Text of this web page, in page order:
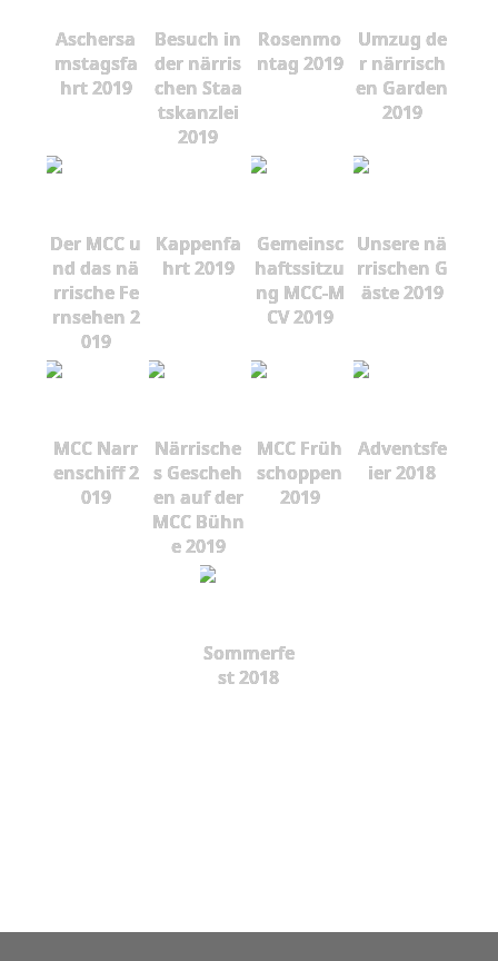
Aschersa
mstagsfa
hrt 2019
Besuch in
der närris
chen Staa
tskanzlei
2019
Rosenmo
ntag 2019
Umzug de
r närrisch
en Garden
2019
Der MCC u
nd das nä
rrische Fe
rnsehen 2
019
Kappenfa
hrt 2019
Gemeinsc
haftssitzu
ng MCC-M
CV 2019
Unsere nä
rrischen G
äste 2019
MCC Narr
enschiff 2
019
Närrische
s Gescheh
en auf der
MCC Bühn
e 2019
MCC Früh
schoppen
2019
Adventsfe
ier 2018
Sommerfe
st 2018